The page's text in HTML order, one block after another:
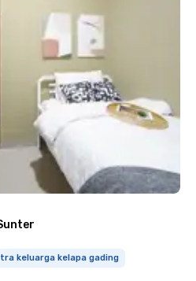
keluarga kelapa gading